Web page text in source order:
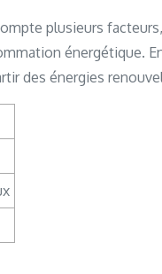
plusieurs
énergétique.
des énergies